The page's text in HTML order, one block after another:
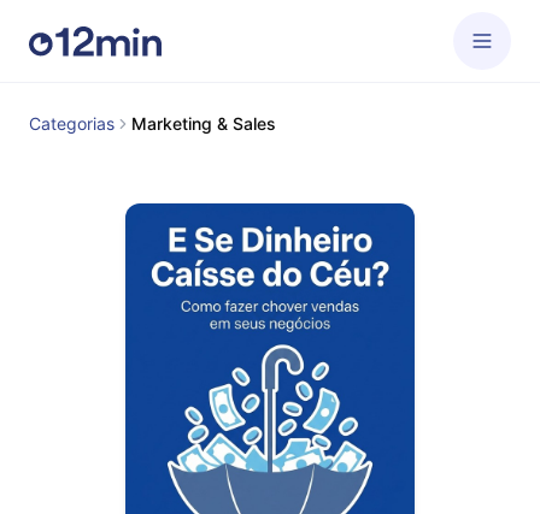
Categorias Marketing & Sales